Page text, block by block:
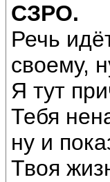
СЗРО.
Речь
своему,
Я тут
Тебя
ну и
Твоя